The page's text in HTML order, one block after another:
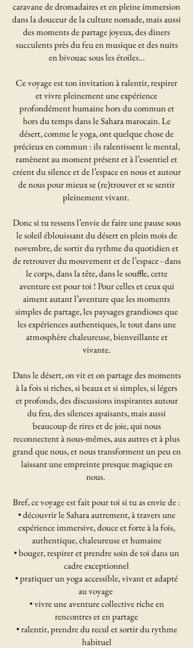
caravane de dromadaires et en pleine immersion
dans la douceur de la culture nomade, mais aussi
des moments de partage joyeux, des diners
succulents près du feu en musique et des nuits
en bivouac sous les étoiles…
Ce voyage est ton invitation à ralentir, respirer
et vivre pleinement une expérience
profondément humaine hors du commun et
hors du temps dans le Sahara marocain. Le
désert, comme le yoga, ont quelque chose de
précieux en commun : ils ralentissent le mental,
ramènent au moment présent et à l’essentiel et
créent du silence et de l’espace en nous et autour
de nous pour mieux se (re)trouver et se sentir
pleinement vivant.
Donc si tu ressens l’envie de faire une pause sous
le soleil éblouissant du désert en plein mois de
novembre, de sortir du rythme du quotidien et
de retrouver du mouvement et de l’espace - dans
le corps, dans la tête, dans le souffle, cette
aventure est pour toi ! Pour celles et ceux qui
aiment autant l’aventure que les moments
simples de partage, les paysages grandioses que
les expériences authentiques, le tout dans une
atmosphère chaleureuse, bienveillante et
vivante.
Dans le désert, on vit et on partage des moments
à la fois si riches, si beaux et si simples, si légers
et profonds, des discussions inspirantes autour
du feu, des silences apaisants, mais aussi
beaucoup de rires et de joie, qui nous
reconnectent à nous-mêmes, aux autres et à plus
grand que nous, et nous transforment un peu en
laissant une empreinte presque magique en
nous.
Bref, ce voyage est fait pour toi si tu as envie de :
• découvrir le Sahara autrement, à travers une
expérience immersive, douce et forte à la fois,
authentique, chaleureuse et humaine
• bouger, respirer et prendre soin de toi dans un
cadre exceptionnel
• pratiquer un yoga accessible, vivant et adapté
au voyage
• vivre une aventure collective riche en
rencontres et en partage
• ralentir, prendre du recul et sortir du rythme
habituel